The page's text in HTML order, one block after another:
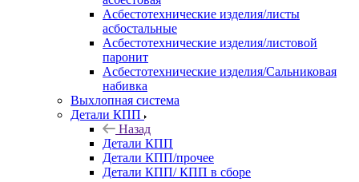
Асбестотехнические изделия/листы
асбостальные
Асбестотехнические изделия/листовой
паронит
Асбестотехнические изделия/Сальниковая
набивка
Выхлопная система
Детали КПП
Назад
Детали КПП
Детали КПП/прочее
Детали КПП/ КПП в сборе